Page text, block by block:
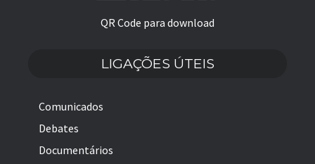
QR Code para download
LIGAÇÕES ÚTEIS
Comunicados
Debates
Documentários